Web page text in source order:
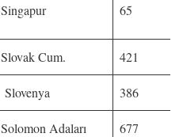
Singapur 65
Slovak Cum. 421
Slovenya 386
Solomon Adaları 677